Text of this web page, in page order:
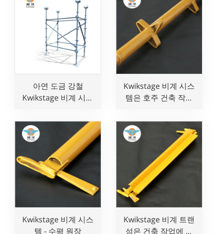
아연 도금 강철
Kwikstage 비계 시스
Kwikstage 비계 시스
템은 호주 건축 작업
Kwikstage 비계 시스
템 - 수평 원장
Kwikstage 비계 트랜
섬은 건축 작업에 대